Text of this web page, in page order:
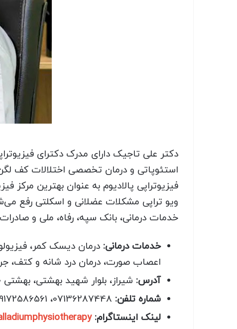
دکتر علی تاجیک دارای مدرک دکترای
استئوپاتی و درمان تخصصی اختلالات کف
فیزیوتراپی پالادیوم به عنوان بهترین مرکز
ویو تراپی مشکلات عضلانی و اسکلتی رفع
خدمات درمانی، بانک سپه، رفاه، ملی و صادرات
خدمات درمانی: درمان دیسک کمر،
اعصاب صورت، درمان درد شانه و کتف،
آدرس: شیراز، بلوار شهید بهشتی، بهشتی 10، مجتمع پزشکی پالادیوم، بلوک 4، طبقه 3، فیزیوتراپی پالادیوم
شماره تلفن: 07136287448، 09172586561
لینک اینستاگرام: